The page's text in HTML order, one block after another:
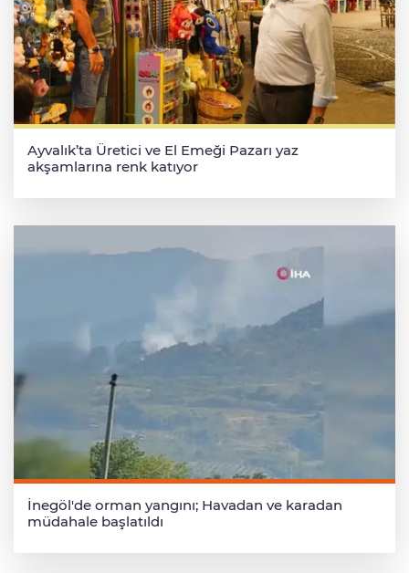
Ayvalık’ta Üretici ve El Emeği Pazarı yaz
akşamlarına renk katıyor
İnegöl'de orman yangını; Havadan ve karadan
müdahale başlatıldı